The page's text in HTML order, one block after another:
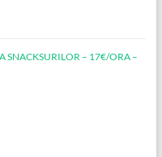
SNACKSURILOR – 17€/ORA –